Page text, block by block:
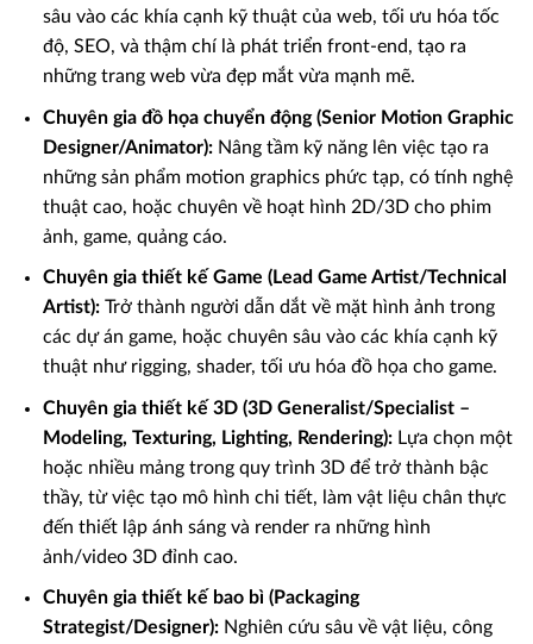
sâu vào các khía cạnh kỹ thuật của web, tối ưu hóa tốc
độ, SEO, và thậm chí là phát triển front-end, tạo ra
những trang web vừa đẹp mắt vừa mạnh mẽ.
Chuyên gia đồ họa chuyển động (Senior Motion Graphic
Designer/Animator):Nâng tầm kỹ năng lên việc tạo ra
những sản phẩm motion graphics phức tạp, có tính nghệ
thuật cao, hoặc chuyên về hoạt hình 2D/3D cho phim
ảnh, game, quảng cáo.
Chuyên gia thiết kế Game (Lead Game Artist/Technical
Artist):Trở thành người dẫn dắt về mặt hình ảnh trong
các dự án game, hoặc chuyên sâu vào các khía cạnh kỹ
thuật như rigging, shader, tối ưu hóa đồ họa cho game.
Chuyên gia thiết kế 3D (3D Generalist/Specialist –
Modeling, Texturing, Lighting, Rendering):Lựa chọn một
hoặc nhiều mảng trong quy trình 3D để trở thành bậc
thầy, từ việc tạo mô hình chi tiết, làm vật liệu chân thực
đến thiết lập ánh sáng và render ra những hình
ảnh/video 3D đỉnh cao.
Chuyên gia thiết kế bao bì (Packaging
Strategist/Designer):Nghiên cứu sâu về vật liệu, công